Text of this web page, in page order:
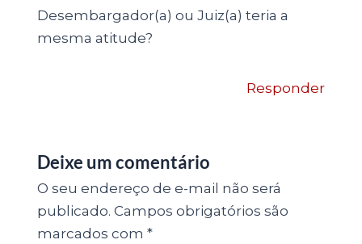
Desembargador(a) ou Juiz(a) teria a
mesma atitude?
Responder
Deixe um comentário
O seu endereço de e-mail não será
publicado. Campos obrigatórios são
marcados com *